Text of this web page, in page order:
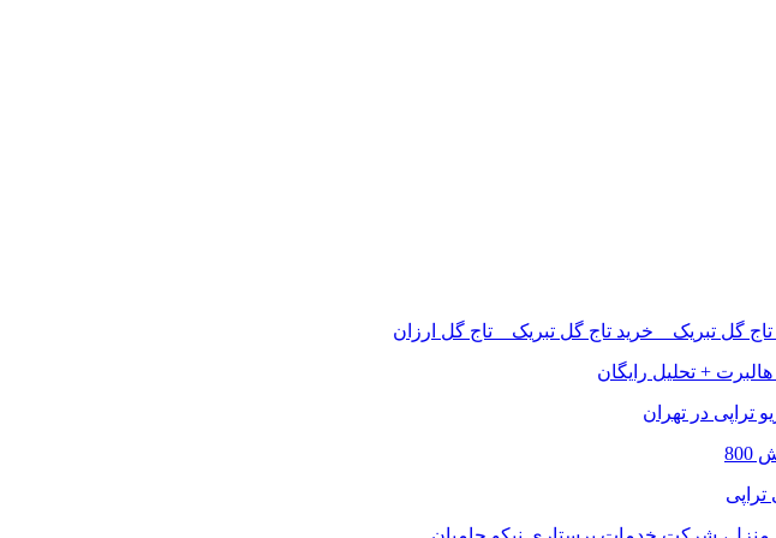
تاج گل تبریک _ خرید تاج گل تبریک _ تاج گل ارزان
+ تحلیل رایگان
تراپی در تهران